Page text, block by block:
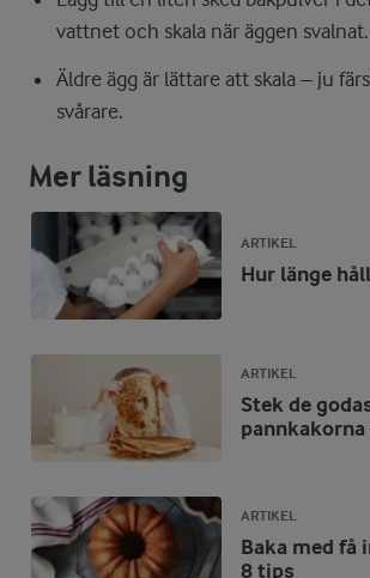
vattnet och skala när äggen svalnat.
Äldre ägg är lättare att skala – ju
svårare.
Mer läsning
ARTIKEL
Hur länge
ARTIKEL
Stek de
ARTIKEL
Baka med få
8 tips